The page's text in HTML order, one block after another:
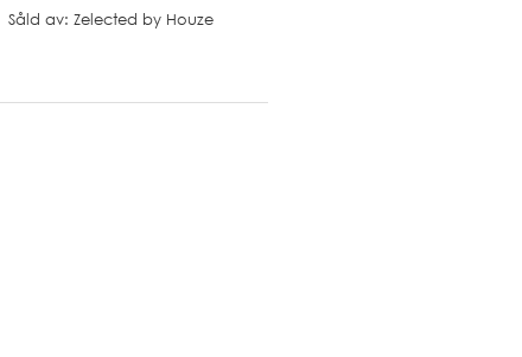
Såld av: Zelected by Houze